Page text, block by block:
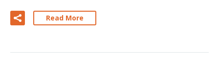
Read More